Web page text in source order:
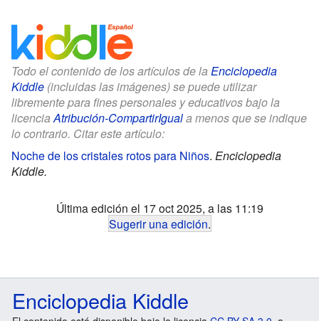
Todo el contenido de los artículos de la Enciclopedia
Kiddle (incluidas las imágenes) se puede utilizar
libremente para fines personales y educativos bajo la
licenciaAtribución-CompartirIguala menos que se indique
lo contrario. Citar este artículo:
Noche de los cristales rotos para Niños. Enciclopedia
Kiddle.
Última edición el 17 oct 2025, a las 11:19
Sugerir una edición.
Enciclopedia Kiddle